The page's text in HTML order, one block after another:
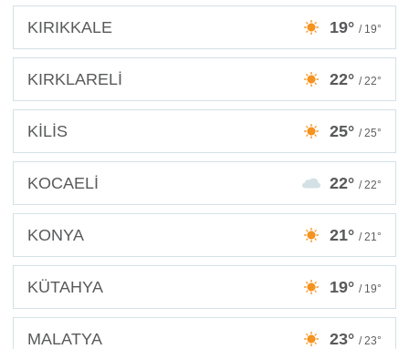
KIRIKKALE 19° / 19°
KIRKLARELİ 22° / 22°
KİLİS 25° / 25°
KOCAELİ 22° / 22°
KONYA 21° / 21°
KÜTAHYA 19° / 19°
MALATYA 23° / 23°